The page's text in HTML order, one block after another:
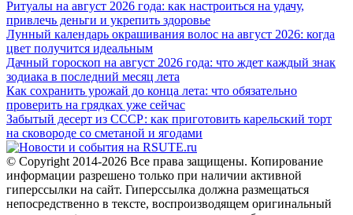
Ритуалы на август 2026 года: как настроиться на удачу,
привлечь деньги и укрепить здоровье
Лунный календарь окрашивания волос на август 2026: когда
цвет получится идеальным
Дачный гороскоп на август 2026 года: что ждет каждый знак
зодиака в последний месяц лета
Как сохранить урожай до конца лета: что обязательно
проверить на грядках уже сейчас
Забытый десерт из СССР: как приготовить карельский торт
на сковороде со сметаной и ягодами
© Copyright 2014-2026 Все права защищены. Копирование
информации разрешено только при наличии активной
гиперссылки на сайт. Гиперссылка должна размещаться
непосредственно в тексте, воспроизводящем оригинальный